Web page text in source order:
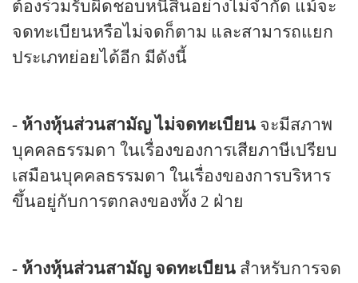
ต้องร่วมรับผิดชอบหนี้สินอย่างไม่จำกัด แม้จะ
จดทะเบียนหรือไม่จดก็ตาม และสามารถแยก
ประเภทย่อยได้อีก มีดังนี้
- ห้างหุ้นส่วนสามัญ ไม่จดทะเบียน จะมีสภาพ
บุคคลธรรมดา ในเรื่องของการเสียภาษีเปรียบ
เสมือนบุคคลธรรมดา ในเรื่องของการบริหาร
ขึ้นอยู่กับการตกลงของทั้ง 2 ฝ่าย
- ห้างหุ้นส่วนสามัญ จดทะเบียน สำหรับการจด